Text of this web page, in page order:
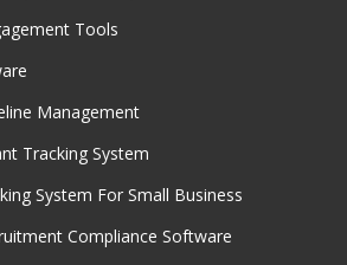
Tools
Management
Tracking System
System For Small Business
Compliance Software